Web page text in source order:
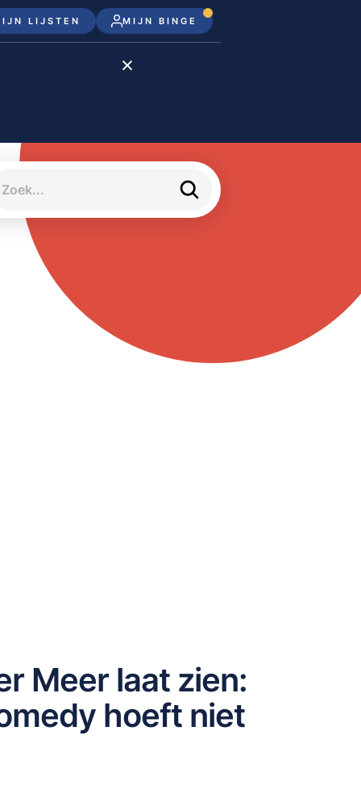
LIJSTEN MIJN BINGE
Disney+
meJane
Meer laat zien:
hoeft niet